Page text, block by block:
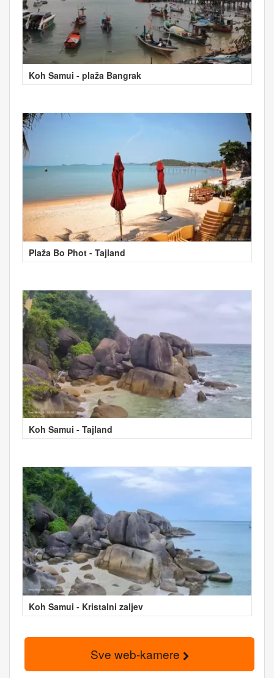
Koh Samui - plaža Bangrak
Plaža Bo Phot - Tajland
Koh Samui - Tajland
Koh Samui - Kristalni zaljev
Sve web-kamere